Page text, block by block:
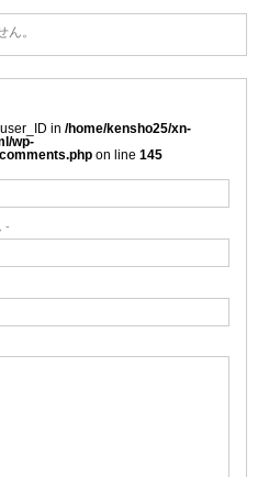
。
in /home/kensho25/xn-
wp-
on line 145
-